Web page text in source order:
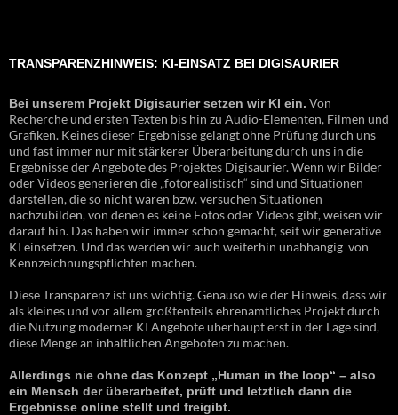
TRANSPARENZHINWEIS: KI-EINSATZ BEI DIGISAURIER
Bei unserem Projekt Digisaurier setzen wir KI ein. Von
Recherche und ersten Texten bis hin zu Audio-Elementen, Filmen und
Grafiken. Keines dieser Ergebnisse gelangt ohne Prüfung durch uns
und fast immer nur mit stärkerer Überarbeitung durch uns in die
Ergebnisse der Angebote des Projektes Digisaurier. Wenn wir Bilder
oder Videos generieren die „fotorealistisch“ sind und Situationen
darstellen, die so nicht waren bzw. versuchen Situationen
nachzubilden, von denen es keine Fotos oder Videos gibt, weisen wir
darauf hin. Das haben wir immer schon gemacht, seit wir generative
KI einsetzen. Und das werden wir auch weiterhin unabhängig von
Kennzeichnungspflichten machen.
Diese Transparenz ist uns wichtig. Genauso wie der Hinweis, dass wir
als kleines und vor allem größtenteils ehrenamtliches Projekt durch
die Nutzung moderner KI Angebote überhaupt erst in der Lage sind,
diese Menge an inhaltlichen Angeboten zu machen.
Allerdings nie ohne das Konzept „Human in the loop“ – also
ein Mensch der überarbeitet, prüft und letztlich dann die
Ergebnisse online stellt und freigibt.